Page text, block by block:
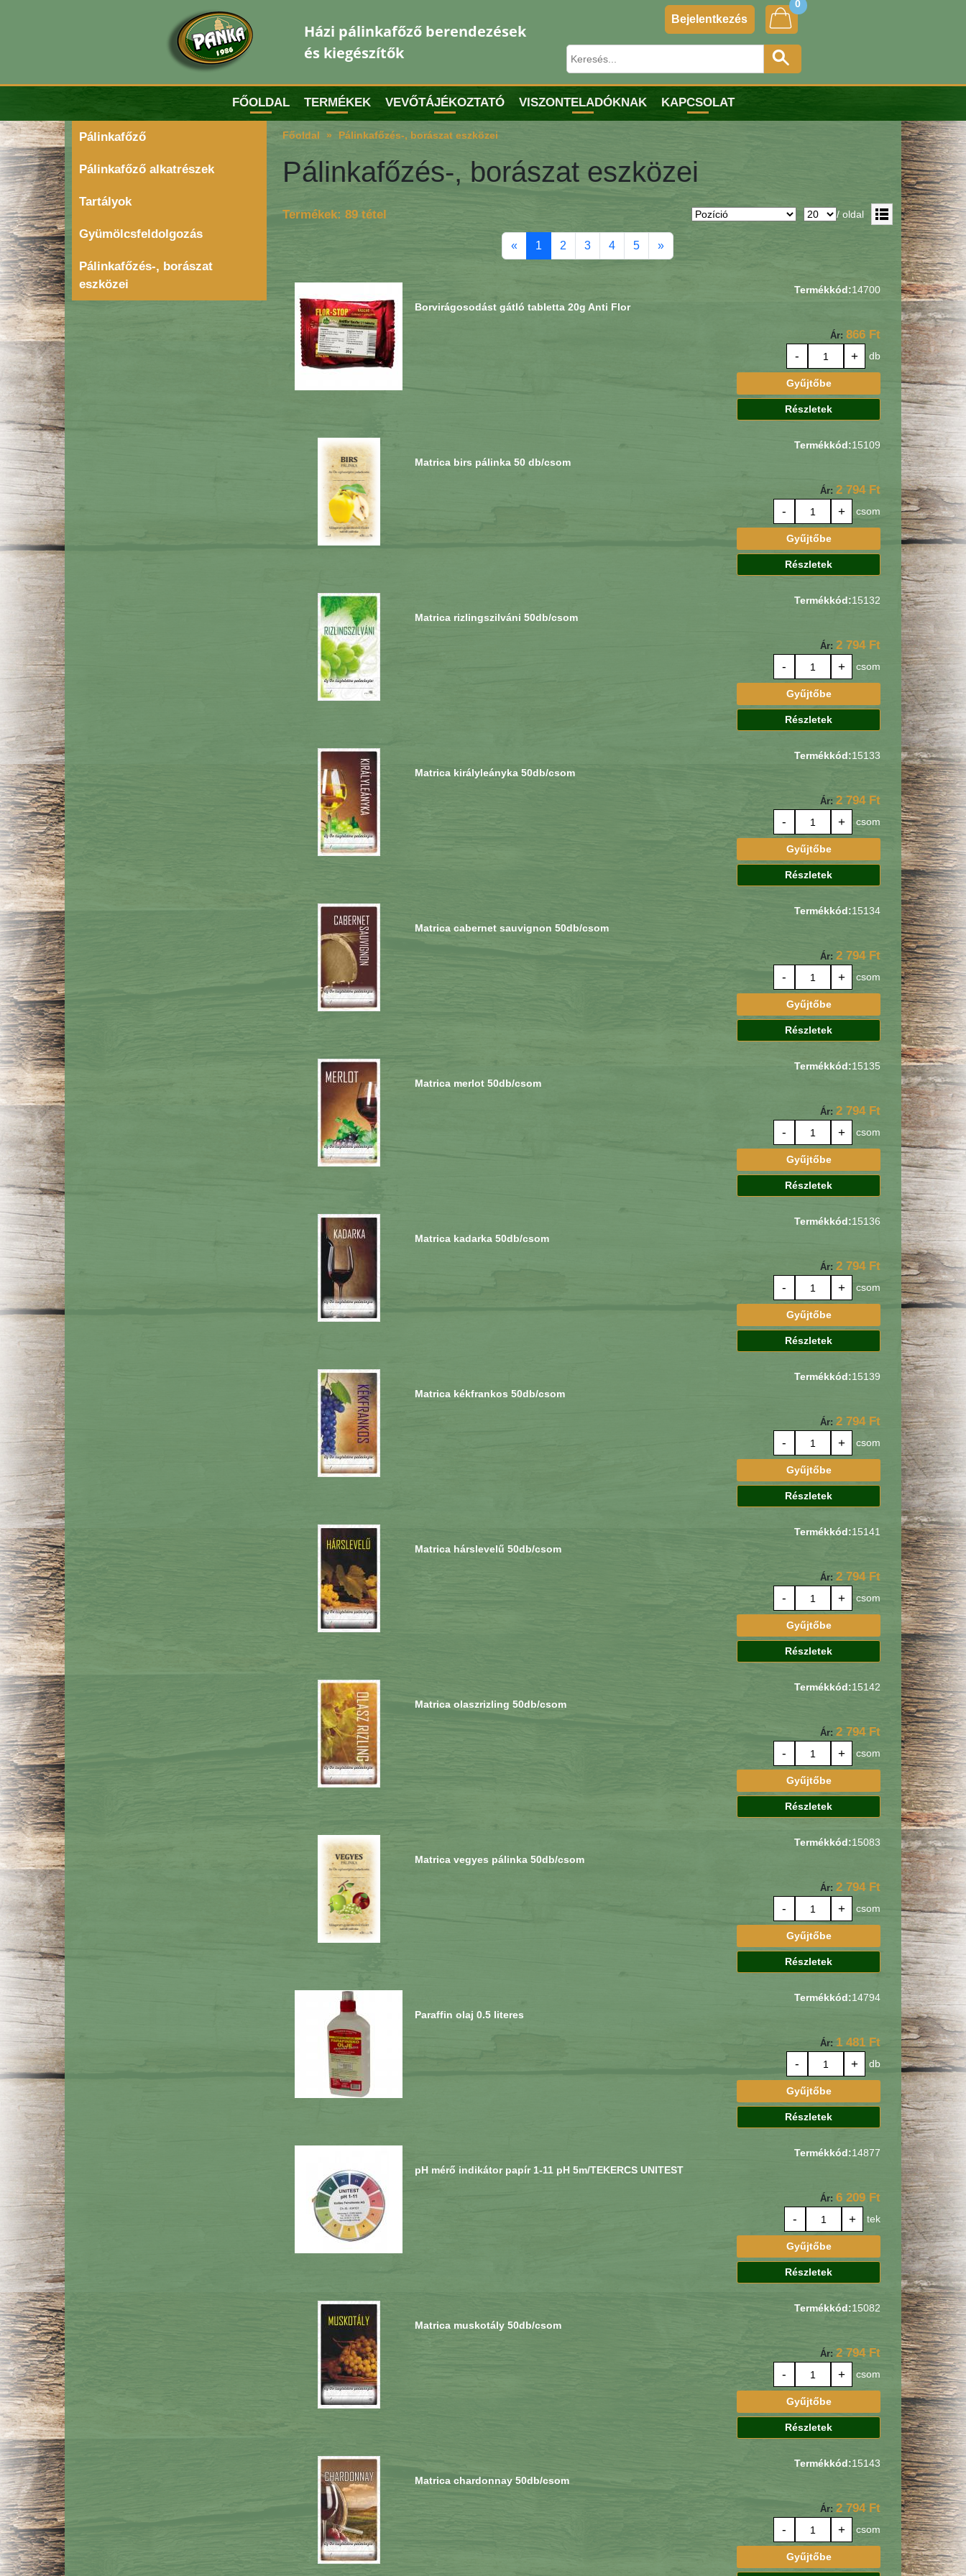
Házi pálinkafőző berendezések
és kiegészítők
Bejelentkezés
0
FŐOLDAL TERMÉKEK VEVŐTÁJÉKOZTATÓ VISZONTELADÓKNAK KAPCSOLAT
Pálinkafőző
Pálinkafőző alkatrészek
Tartályok
Gyümölcsfeldolgozás
Pálinkafőzés-, borászat
eszközei
Főoldal Pálinkafőzés-, borászat eszközei
Pálinkafőzés-, borászat eszközei
Termékek: 89 tétel / oldal
« 1 2 3 4 5 »
Borvirágosodást gátló tabletta 20g Anti Flor
Termékkód:14700
Ár: 866 Ft
-
+ db
Gyűjtőbe
Részletek
Matrica birs pálinka 50 db/csom
Termékkód:15109
Ár: 2 794 Ft
-
+ csom
Gyűjtőbe
Részletek
Matrica rizlingszilváni 50db/csom
Termékkód:15132
Ár: 2 794 Ft
-
+ csom
Gyűjtőbe
Részletek
Matrica királyleányka 50db/csom
Termékkód:15133
Ár: 2 794 Ft
-
+ csom
Gyűjtőbe
Részletek
Matrica cabernet sauvignon 50db/csom
Termékkód:15134
Ár: 2 794 Ft
-
+ csom
Gyűjtőbe
Részletek
Matrica merlot 50db/csom
Termékkód:15135
Ár: 2 794 Ft
-
+ csom
Gyűjtőbe
Részletek
Matrica kadarka 50db/csom
Termékkód:15136
Ár: 2 794 Ft
-
+ csom
Gyűjtőbe
Részletek
Matrica kékfrankos 50db/csom
Termékkód:15139
Ár: 2 794 Ft
-
+ csom
Gyűjtőbe
Részletek
Matrica hárslevelű 50db/csom
Termékkód:15141
Ár: 2 794 Ft
-
+ csom
Gyűjtőbe
Részletek
Matrica olaszrizling 50db/csom
Termékkód:15142
Ár: 2 794 Ft
-
+ csom
Gyűjtőbe
Részletek
Matrica vegyes pálinka 50db/csom
Termékkód:15083
Ár: 2 794 Ft
-
+ csom
Gyűjtőbe
Részletek
Paraffin olaj 0.5 literes
Termékkód:14794
Ár: 1 481 Ft
-
+ db
Gyűjtőbe
Részletek
pH mérő indikátor papír 1-11 pH 5m/TEKERCS UNITEST
Termékkód:14877
Ár: 6 209 Ft
-
+ tek
Gyűjtőbe
Részletek
Matrica muskotály 50db/csom
Termékkód:15082
Ár: 2 794 Ft
-
+ csom
Gyűjtőbe
Részletek
Matrica chardonnay 50db/csom
Termékkód:15143
Ár: 2 794 Ft
-
+ csom
Gyűjtőbe